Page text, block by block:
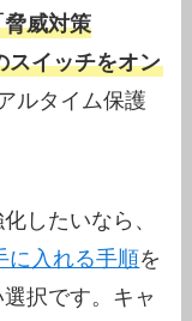
脅威対策
イッチをオン
ルタイム保護
したいなら、
に入れる手順を
択です。キャ